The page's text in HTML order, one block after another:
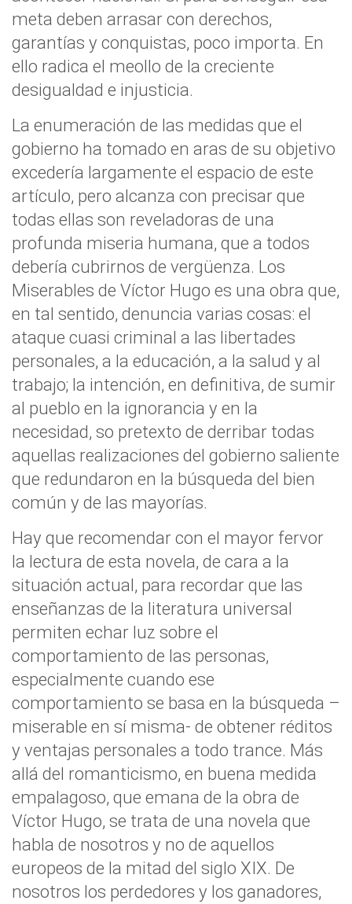
meta deben arrasar con derechos,
garantías y conquistas, poco importa. En
ello radica el meollo de la creciente
desigualdad e injusticia.
La enumeración de las medidas que el
gobierno ha tomado en aras de su objetivo
excedería largamente el espacio de este
artículo, pero alcanza con precisar que
todas ellas son reveladoras de una
profunda miseria humana, que a todos
debería cubrirnos de vergüenza. Los
Miserables de Víctor Hugo es una obra que,
en tal sentido, denuncia varias cosas: el
ataque cuasi criminal a las libertades
personales, a la educación, a la salud y al
trabajo; la intención, en definitiva, de sumir
al pueblo en la ignorancia y en la
necesidad, so pretexto de derribar todas
aquellas realizaciones del gobierno saliente
que redundaron en la búsqueda del bien
común y de las mayorías.
Hay que recomendar con el mayor fervor
la lectura de esta novela, de cara a la
situación actual, para recordar que las
enseñanzas de la literatura universal
permiten echar luz sobre el
comportamiento de las personas,
especialmente cuando ese
comportamiento se basa en la búsqueda –
miserable en sí misma- de obtener réditos
y ventajas personales a todo trance. Más
allá del romanticismo, en buena medida
empalagoso, que emana de la obra de
Víctor Hugo, se trata de una novela que
habla de nosotros y no de aquellos
europeos de la mitad del siglo XIX. De
nosotros los perdedores y los ganadores,